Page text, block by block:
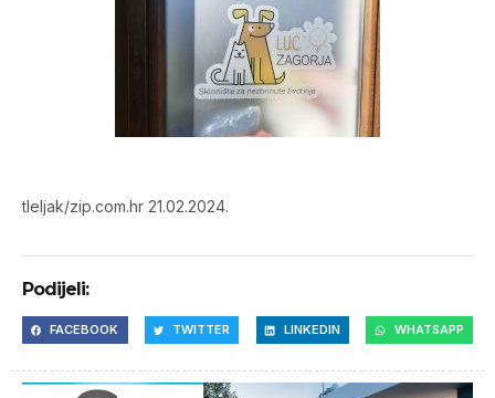
tleljak/zip.com.hr 21.02.2024.
Podijeli:
FACEBOOK TWITTER LINKEDIN WHATSAPP